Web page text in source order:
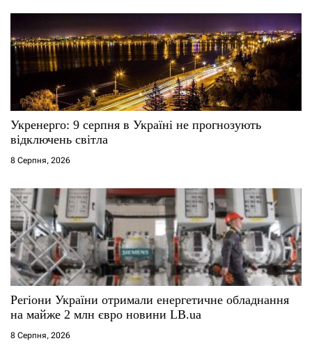
в
Укренерго: 9 серпня в Україні не прогнозують
відключень світла
8 Серпня, 2026
Регіони України отримали енергетичне обладнання
на майже 2 млн євро новини LB.ua
8 Серпня, 2026